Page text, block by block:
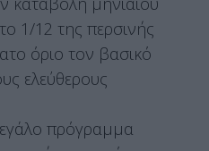
1/12 της περσινής
όριο τον βασικό
ελεύθερους
πρόγραμμα